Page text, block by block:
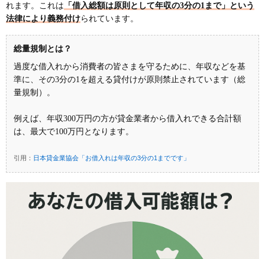
れます。これは 「借入総額は原則として年収の3分の1まで」という
法律により義務付けられています。
総量規制とは？
過度な借入れから消費者の皆さまを守るために、年収などを基
準に、その3分の1を超える貸付けが原則禁止されています（総
量規制）。
例えば、年収300万円の方が貸金業者から借入れできる合計額
は、最大で100万円となります。
引用： 日本貸金業協会「お借入れは年収の3分の1までです」